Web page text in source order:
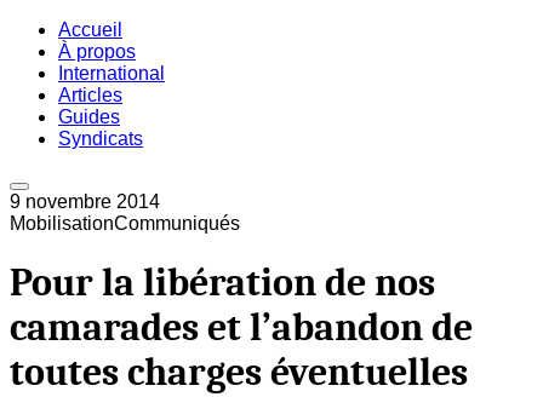
Accueil
À propos
International
Articles
Guides
Syndicats
9 novembre 2014
MobilisationCommuniqués
Pour la libération de nos
camarades et l’abandon de
toutes charges éventuelles